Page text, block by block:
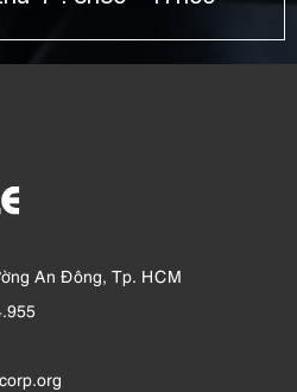
An Đông, Tp. HCM